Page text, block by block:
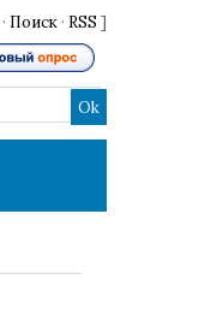
· Поиск · RSS ]